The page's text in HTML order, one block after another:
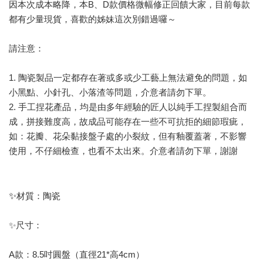
因本次成本略降，本B、D款價格微幅修正回饋大家，目前每款
都有少量現貨，喜歡的姊妹這次別錯過囉～
請注意：
1. 陶瓷製品一定都存在著或多或少工藝上無法避免的問題，如
小黑點、小針孔、小落渣等問題，介意者請勿下單。
2. 手工捏花產品，均是由多年經驗的匠人以純手工捏製組合而
成，拼接難度高，故成品可能存在一些不可抗拒的細節瑕疵，
如：花瓣、花朵黏接盤子處的小裂紋，但有釉覆蓋著，不影響
使用，不仔細檢查，也看不太出來。介意者請勿下單，謝謝
✨材質：陶瓷
✨尺寸：
A款：8.5吋圓盤（直徑21*高4cm）